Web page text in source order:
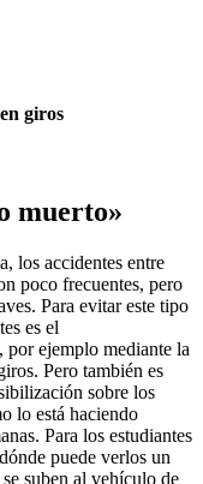
giros
muerto»
los accidentes entre
poco frecuentes, pero
Para evitar este tipo
es el
ejemplo mediante la
Pero también es
sobre los
lo está haciendo
Para los estudiantes
puede verlos un
suben al vehículo de